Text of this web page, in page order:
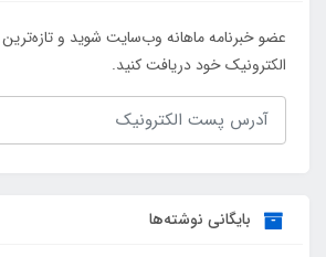
عضو خبرنامه ماهانه وب‌سایت شوید و
الکترونیک خود دریافت کنید.
بایگانی نوشته‌ها